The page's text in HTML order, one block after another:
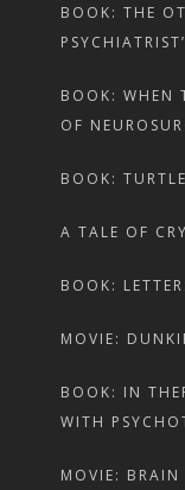
BOOK: THE
BOOK: WHEN
OF
BOOK:
A TALE OF
BOOK:
MOVIE:
BOOK: IN
WITH
MOVIE: BRAIN